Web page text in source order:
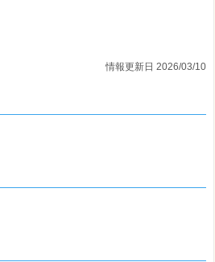
情報更新日 2026/03/10